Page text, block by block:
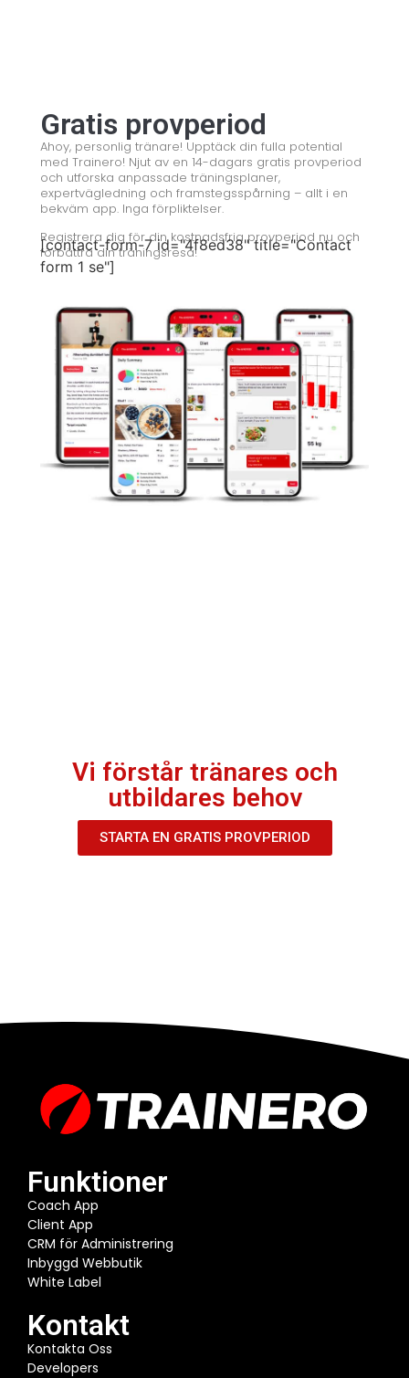
Gratis provperiod
Ahoy, personlig tränare! Upptäck din fulla potential
med Trainero! Njut av en 14-dagars gratis provperiod
och utforska anpassade träningsplaner,
expertvägledning och framstegsspårning – allt i en
bekväm app. Inga förpliktelser.
Registrera dig för din kostnadsfria provperiod nu och
förbättra din träningsresa!
[contact-form-7 id="4f8ed38" title="Contact
form 1 se"]
Vi förstår tränares och
utbildares behov
STARTA EN GRATIS PROVPERIOD
Funktioner
Coach App
Client App
CRM för Administrering
Inbyggd Webbutik
White Label
Kontakt
Kontakta Oss
Developers